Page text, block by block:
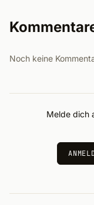
Noch keine
Melde dich